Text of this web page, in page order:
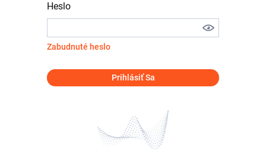
Heslo
Zabudnuté heslo
Prihlásiť Sa